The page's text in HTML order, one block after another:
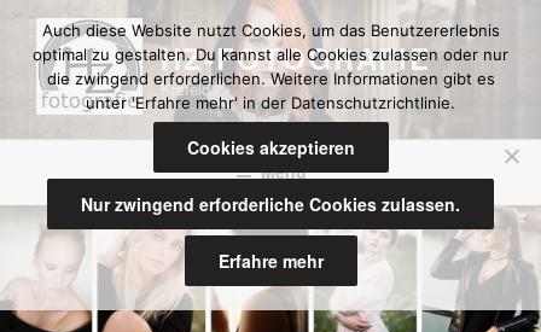
springen
HZ-FOTOGRAFIE
Krefeld
Menü
Auch diese Website nutzt Cookies, um das Benutzererlebnis
optimal zu gestalten. Du kannst alle Cookies zulassen oder nur
die zwingend erforderlichen. Weitere Informationen gibt es
unter 'Erfahre mehr' in der Datenschutzrichtlinie.
Cookies akzeptieren
Nur zwingend erforderliche Cookies zulassen.
Erfahre mehr